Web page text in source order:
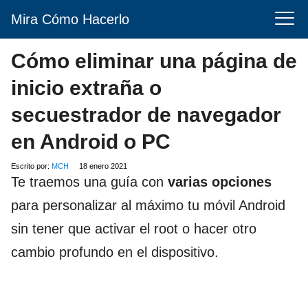
Mira Cómo Hacerlo
Cómo eliminar una página de
inicio extraña o
secuestrador de navegador
en Android o PC
Escrito por: MCH 18 enero 2021
Te traemos una guía con varias opciones
para personalizar al máximo tu móvil Android
sin tener que activar el root o hacer otro
cambio profundo en el dispositivo.